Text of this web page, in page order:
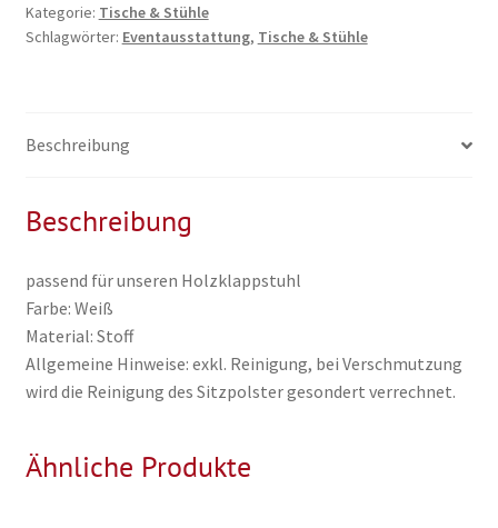
Kategorie: Tische & Stühle
Schlagwörter: Eventausstattung, Tische & Stühle
Beschreibung
Beschreibung
passend für unseren Holzklappstuhl
Farbe: Weiß
Material: Stoff
Allgemeine Hinweise: exkl. Reinigung, bei Verschmutzung
wird die Reinigung des Sitzpolster gesondert verrechnet.
Ähnliche Produkte